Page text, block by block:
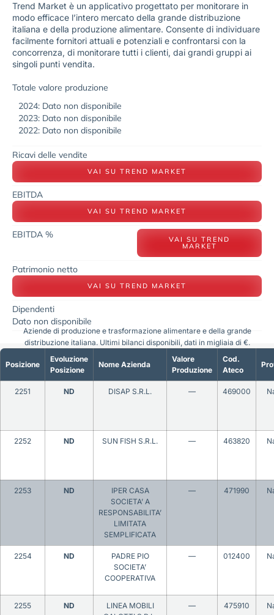
Trend Market è un applicativo progettato per monitorare in
modo efficace l’intero mercato della grande distribuzione
italiana e della produzione alimentare. Consente di individuare
facilmente fornitori attuali e potenziali e confrontarsi con la
concorrenza, di monitorare tutti i clienti, dai grandi gruppi ai
singoli punti vendita.
Totale valore produzione
2024: Dato non disponibile
2023: Dato non disponibile
2022: Dato non disponibile
Ricavi delle vendite
VAI SU TREND MARKET
EBITDA
VAI SU TREND MARKET
EBITDA % VAI SU TREND
MARKET
Patrimonio netto
VAI SU TREND MARKET
Dipendenti
Dato non disponibile
Posizione
Evoluzione
Posizione
Nome Azienda
Valore
Produzione
Cod.
Ateco
2251 ND DISAP S.R.L. — 469000
2252 ND SUN FISH S.R.L. — 463820
2253 ND
IPER CASA
SOCIETA’ A
RESPONSABILITA’
LIMITATA
SEMPLIFICATA
— 471990
2254 ND
PADRE PIO
SOCIETA’
COOPERATIVA
— 012400
2255 ND
LINEA MOBILI
— 475910
Aziende di produzione e trasformazione alimentare e della grande
distribuzione italiana. Ultimi bilanci disponibili, dati in migliaia di €.